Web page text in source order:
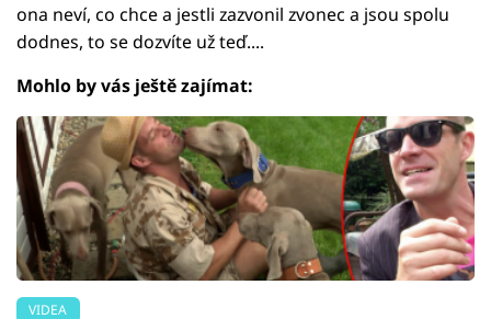
ona neví, co chce a jestli zazvonil zvonec a jsou spolu
dodnes, to se dozvíte už teď....
Mohlo by vás ještě zajímat:
VIDEA